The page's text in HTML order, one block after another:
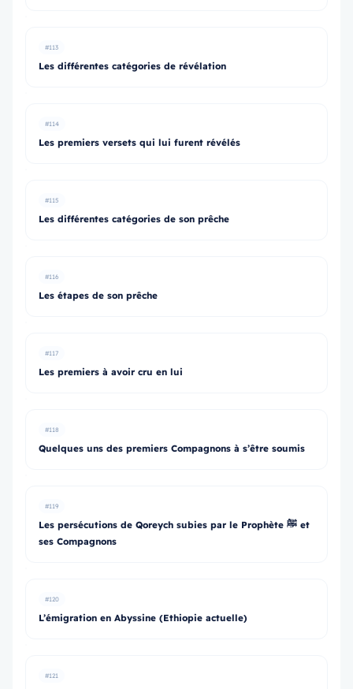
#113
Les différentes catégories de révélation
#114
Les premiers versets qui lui furent révélés
#115
Les différentes catégories de son prêche
#116
Les étapes de son prêche
#117
Les premiers à avoir cru en lui
#118
Quelques uns des premiers Compagnons à s’être soumis
#119
Les persécutions de Qoreych subies par le Prophète ﷺ et
ses Compagnons
#120
L’émigration en Abyssine (Ethiopie actuelle)
#121